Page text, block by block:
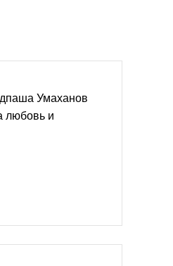
Умаханов
любовь и